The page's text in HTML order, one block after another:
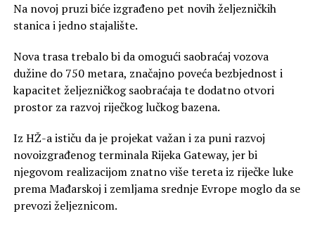
Na novoj pruzi biće izgrađeno pet novih željezničkih
stanica i jedno stajalište.
Nova trasa trebalo bi da omogući saobraćaj vozova
dužine do 750 metara, značajno poveća bezbjednost i
kapacitet željezničkog saobraćaja te dodatno otvori
prostor za razvoj riječkog lučkog bazena.
Iz HŽ-a ističu da je projekat važan i za puni razvoj
novoizgrađenog terminala Rijeka Gateway, jer bi
njegovom realizacijom znatno više tereta iz riječke luke
prema Mađarskoj i zemljama srednje Evrope moglo da se
prevozi željeznicom.